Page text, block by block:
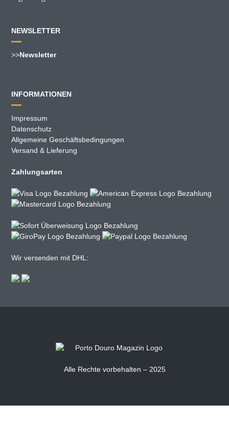
NEWSLETTER
>>Newsletter
INFORMATIONEN
Impressum
Datenschutz
Allgemeine Geschäftsbedingungen
Versand & Lieferung
Zahlungsarten
Wir versenden mit DHL:
Alle Rechte vorbehalten – 2025